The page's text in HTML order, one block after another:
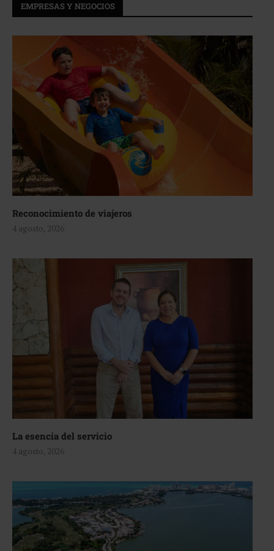
EMPRESAS Y NEGOCIOS
Reconocimiento de viajeros
4 agosto, 2026
La esencia del servicio
4 agosto, 2026